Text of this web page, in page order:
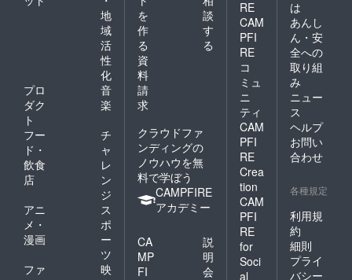
地
域
活
性
化
プロ
ダク
ト
音
楽
フー
ド・
飲食
店
チ
ャ
レ
ン
ジ
アニ
メ・
漫画
ス
ポ
ー
ツ
ファ
映
を
作
る
談
す
る
資
料
請
求
クラウドファ
ンディングの
ノウハウを無
料で学ぼう
CAMPFIRE
アカデミー
CA
MP
FI
説
明
会
RE
CAM
PFI
RE
コ
ミュ
ニ
ティ
CAM
PFI
RE
Crea
tion
CAM
PFI
RE
for
Soci
al
は
あんし
ん・安
全への
取り組
み
ニュー
ス
ヘルプ
お問い
合わせ
各種規定
利用規
約
細則
プライ
バシー